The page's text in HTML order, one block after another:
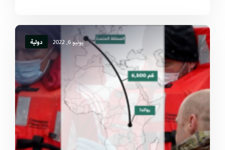
يونيو 6, 2022 دولية